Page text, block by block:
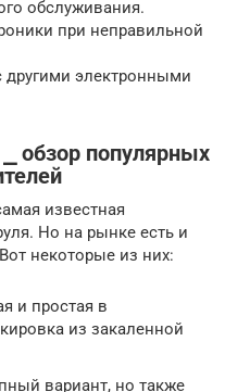
обслуживания.
при неправильной
электронными
обзор популярных
известная
Но на рынке есть и
некоторые из них:
и простая в
из закаленной
вариант, но также